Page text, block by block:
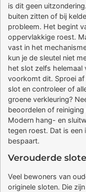
is dit geen
buiten zitten of bij
probleem. Het begint
oppervlakkige roest.
vast in het
kun je de sleutel niet
het slot zelfs helemaal
voorkomt dit. Sproei
slot en controleer of
groene verkleuring?
beoordelen of
Modern hang- en
tegen roest. Dat is een
bespaart.
Verouderde
Veel bewoners van
originele sloten. Die